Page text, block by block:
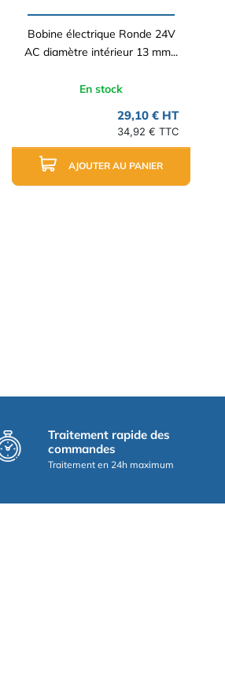
Bobine électrique Ronde 24V
AC diamètre intérieur 13 mm...
En stock
29,10 € HT
34,92 € TTC
AJOUTER AU PANIER
Traitement rapide des
commandes
Traitement en 24h maximum